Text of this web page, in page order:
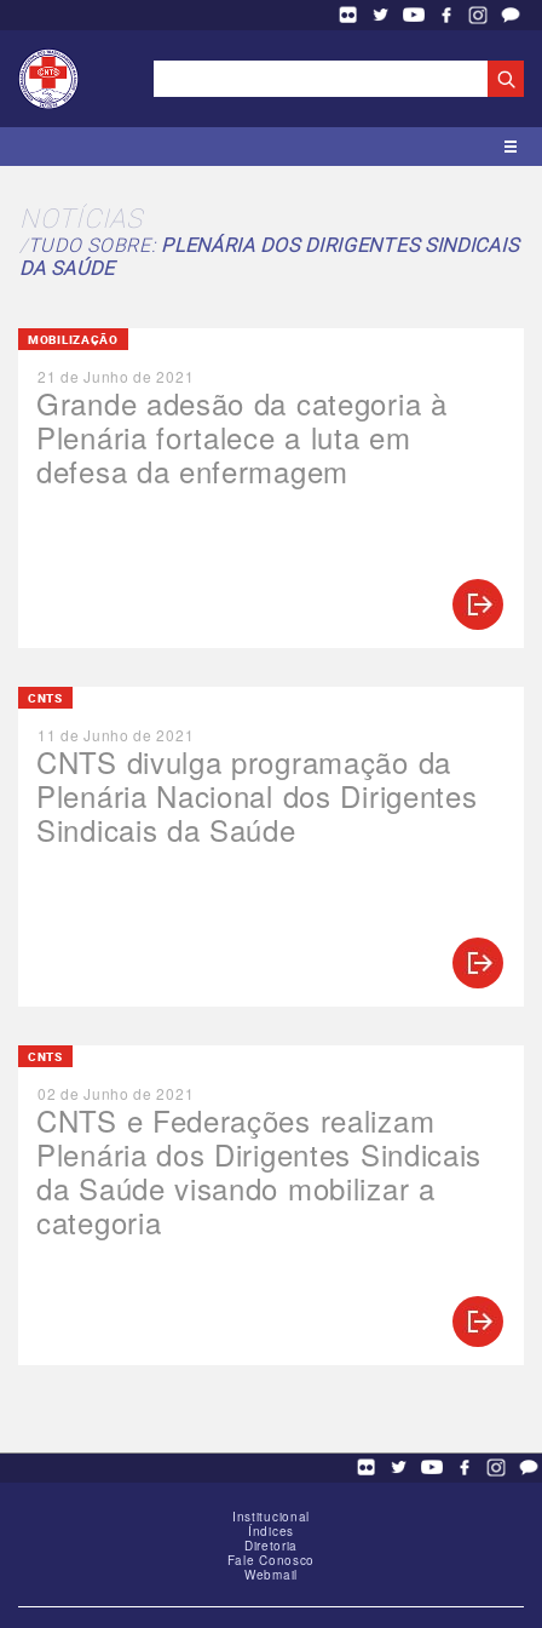
NOTÍCIAS
TUDO SOBRE: PLENÁRIA DOS DIRIGENTES SINDICAIS
DA SAÚDE
Grande adesão da categoria à
Plenária fortalece a luta em
defesa da enfermagem
MOBILIZAÇÃO
21 de Junho de 2021
CNTS divulga programação da
Plenária Nacional dos Dirigentes
Sindicais da Saúde
CNTS
11 de Junho de 2021
CNTS e Federações realizam
Plenária dos Dirigentes Sindicais
da Saúde visando mobilizar a
categoria
CNTS
02 de Junho de 2021
Institucional
Índices
Diretoria
Fale Conosco
Webmail